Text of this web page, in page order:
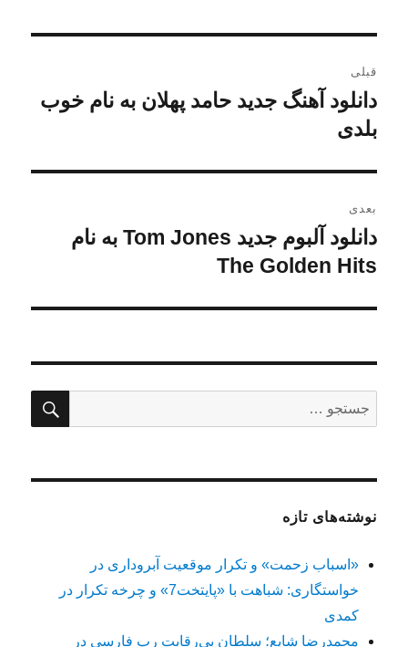
نوشته
قبلی
نوشته
قبلی:
دانلود آهنگ جدید حامد پهلان به نام خوب
بلدی
بعدی
نوشته
بعدی:
دانلود آلبوم جدید Tom Jones به نام
The Golden Hits
برای:
نوشته‌های تازه
«اسباب زحمت» و تکرار موقعیت آبروداری در
خواستگاری: شباهت با «پایتخت7» و چرخه تکرار در
کمدی
محمدرضا شایع؛ سلطان بی‌رقابت رپ فارسی در